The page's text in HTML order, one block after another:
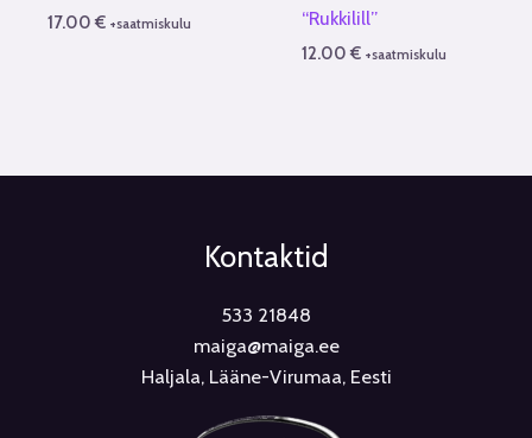
17.00€ +saatmiskulu
“Rukkilill”
12.00€ +saatmiskulu
Kontaktid
533 21848
maiga@maiga.ee
Haljala, Lääne-Virumaa, Eesti